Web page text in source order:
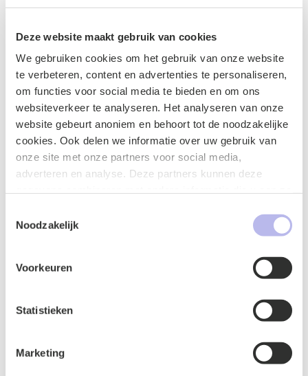
Deze website maakt gebruik van cookies
We gebruiken cookies om het gebruik van onze website
te verbeteren, content en advertenties te personaliseren,
om functies voor social media te bieden en om ons
websiteverkeer te analyseren. Het analyseren van onze
website gebeurt anoniem en behoort tot de noodzakelijke
cookies. Ook delen we informatie over uw gebruik van
onze site met onze partners voor social media,
adverteren en analyse. Deze partners kunnen deze
uw gebruik van hun services.
Noodzakelijk
Voorkeuren
Statistieken
Marketing
Zie ook branche
Zorg
Contactformulier